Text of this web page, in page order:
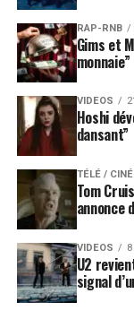
RAP-RNB
Gims et
monnaie”
VIDEOS
Hoshi
dansant”
TÉLÉ /
Tom
annonce
VIDEOS
U2
signal